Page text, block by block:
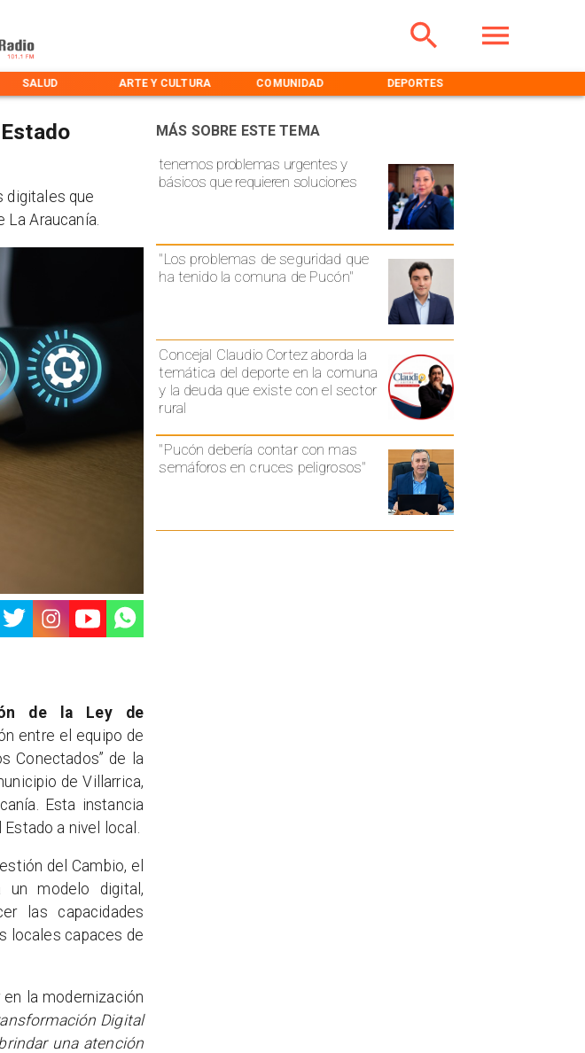
SALUD ARTE Y CULTURA COMUNIDAD DEPORTES
tenemos problemas urgentes y
básicos que requieren soluciones
"Los problemas de seguridad que
ha tenido la comuna de Pucón"
Concejal Claudio Cortez aborda la
temática del deporte en la comuna
y la deuda que existe con el sector
rural
"Pucón debería contar con mas
semáforos en cruces peligrosos"
MÁS SOBRE ESTE TEMA
digitales que
Araucanía.
de la Ley de
entre el equipo de
Conectados” de la
de Villarrica,
Esta instancia
a nivel local.
del Cambio, el
un modelo digital,
las capacidades
locales capaces de
la modernización
Digital
una atención